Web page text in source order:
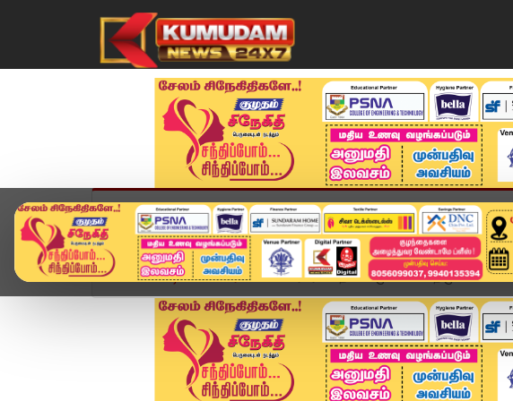
முகப்பு விளையாட்டு அண்மை தமிழ்நாடு சினிமா
Home வீடியோ ஸ்டோரி மெட்ரோ ரயில் திட்டம் முடக்கம் - திமுக